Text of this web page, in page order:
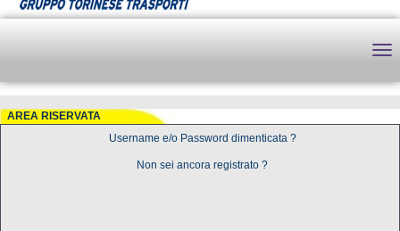
AREA RISERVATA
Username e/o Password dimenticata ?
Non sei ancora registrato ?